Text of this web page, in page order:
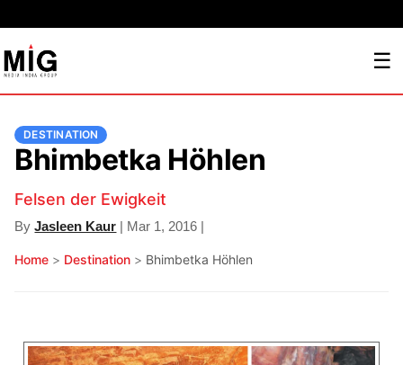
☰
DESTINATION
Bhimbetka Höhlen
Felsen der Ewigkeit
ByJasleen Kaur | Mar 1, 2016 |
Home > Destination > Bhimbetka Höhlen